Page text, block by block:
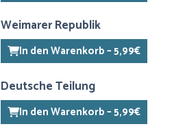
Weimarer Republik
In den Warenkorb – 5,99€
Deutsche Teilung
In den Warenkorb – 5,99€